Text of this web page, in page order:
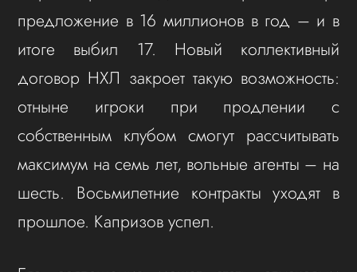
предложение в 16 миллионов в год – и в
итоге выбил 17. Новый коллективный
договор НХЛ закроет такую возможность:
отныне игроки при продлении с
собственным клубом смогут рассчитывать
максимум на семь лет, вольные агенты – на
шесть. Восьмилетние контракты уходят в
прошлое. Капризов успел.